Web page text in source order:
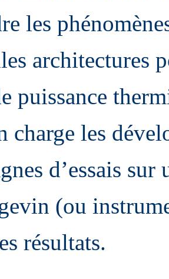
les
architectures
puissance
charge les
d’essais
(ou
résultats.